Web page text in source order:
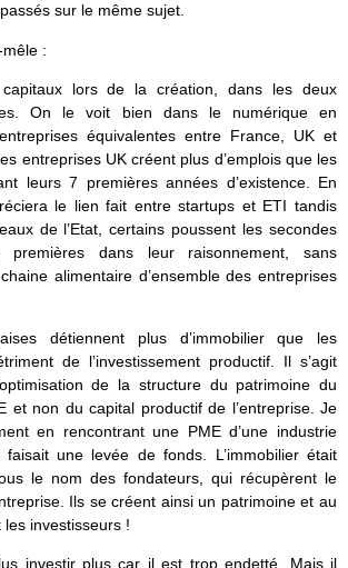
sur le même sujet.
:
lors de la création, dans les deux
On le voit bien dans le numérique en
équivalentes entre France, UK et
entreprises UK créent plus d’emplois que les
leurs 7 premières années d’existence. En
le lien fait entre startups et ETI tandis
de l’Etat, certains poussent les secondes
dans leur raisonnement, sans
alimentaire d’ensemble des entreprises
détiennent plus d’immobilier que les
de l’investissement productif. Il s’agit
de la structure du patrimoine du
et non du capital productif de l’entreprise. Je
en rencontrant une PME d’une industrie
faisait une levée de fonds. L’immobilier était
le nom des fondateurs, qui récupèrent le
Ils se créent ainsi un patrimoine et au
investisseurs !
investir plus car il est trop endetté. Mais il